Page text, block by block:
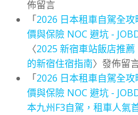
佈留言
「2026 日本租車自駕全
價與保險 NOC 避坑 -
〈2025 新宿車站飯店推
的新宿住宿指南〉發佈留
「2026 日本租車自駕全
價與保險 NOC 避坑 -
本九州F3自駕，租車人氣